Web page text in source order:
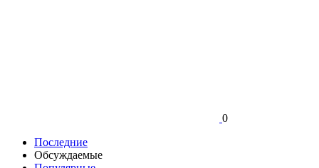
0
Последние
Обсуждаемые